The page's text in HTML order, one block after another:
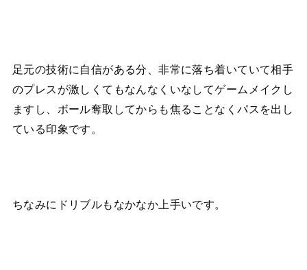
足元の技術に自信がある分、非常に落ち着いていて相手
のプレスが激しくてもなんなくいなしてゲームメイクし
ますし、ボール奪取してからも焦ることなくパスを出し
ている印象です。
ちなみにドリブルもなかなか上手いです。